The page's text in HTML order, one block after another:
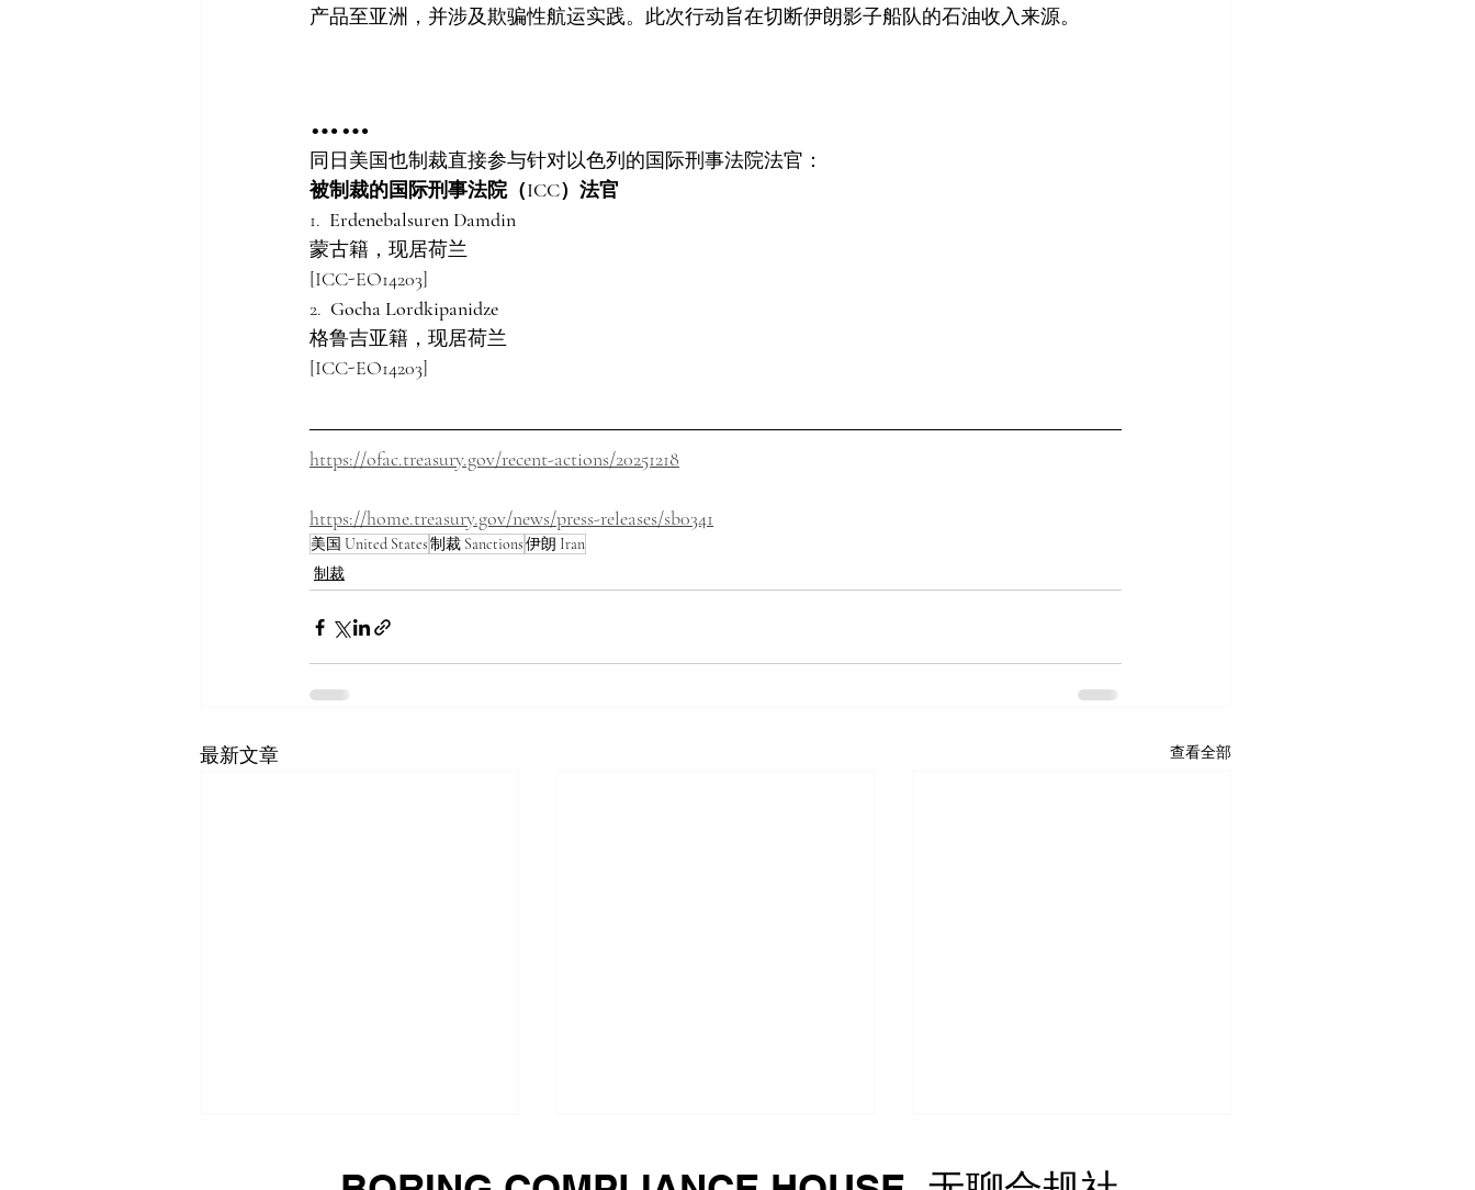
产品至亚洲，并涉及欺骗性航运实践。此次行动旨在切断伊朗影子船队的石油收入来源。
……
同日美国也制裁直接参与针对以色列的国际刑事法院法官：
被制裁的国际刑事法院（ICC）法官
1. Erdenebalsuren Damdin
蒙古籍，现居荷兰
[ICC-EO14203]
2. Gocha Lordkipanidze
格鲁吉亚籍，现居荷兰
[ICC-EO14203]
https://ofac.treasury.gov/recent-actions/20251218
https://home.treasury.gov/news/press-releases/sb0341
美国 United States制裁 Sanctions伊朗 Iran
制裁
最新文章 查看全部
二六年第3号 关于对美国合规
二六年第2号 关于对应用
增列入UFLPA实体清单